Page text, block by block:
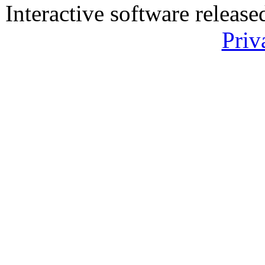
Interactive software